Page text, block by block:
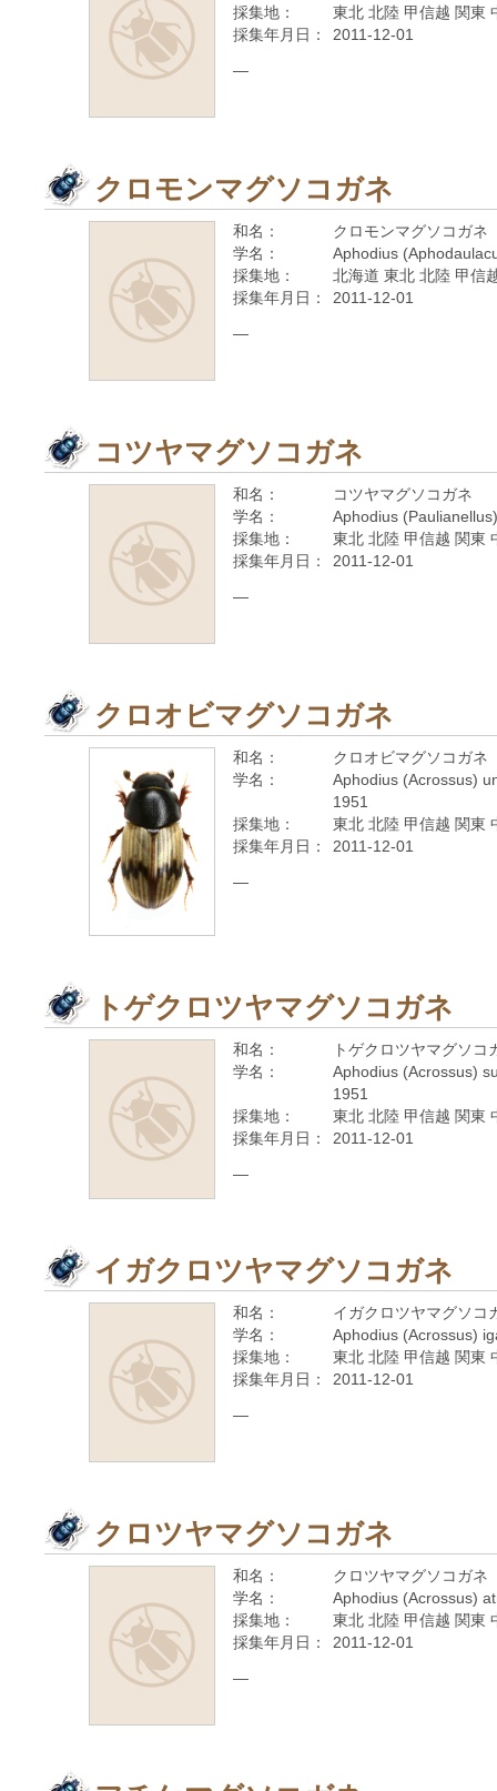
採集地：
東北 北陸 甲信越 関東
採集年月日：
2011-12-01
—
クロモンマグソコガネ
和名：
クロモンマグソコガネ
学名：
Aphodius
採集地：
北海道 東北 北陸 甲信
採集年月日：
2011-12-01
—
コツヤマグソコガネ
和名：
コツヤマグソコガネ
学名：
Aphodius
採集地：
東北 北陸 甲信越 関東
採集年月日：
2011-12-01
—
クロオビマグソコガネ
和名：
クロオビマグソコガネ
学名：
Aphodius (Acrossus)
1951
採集地：
東北 北陸 甲信越 関東
採集年月日：
2011-12-01
—
トゲクロツヤマグソコガネ
和名：
トゲクロツヤマグソコ
学名：
Aphodius (Acrossus)
1951
採集地：
東北 北陸 甲信越 関東
採集年月日：
2011-12-01
—
イガクロツヤマグソコガネ
和名：
イガクロツヤマグソコ
学名：
Aphodius (Acrossus)
採集地：
東北 北陸 甲信越 関東
採集年月日：
2011-12-01
—
クロツヤマグソコガネ
和名：
クロツヤマグソコガネ
学名：
Aphodius (Acrossus)
採集地：
東北 北陸 甲信越 関東
採集年月日：
2011-12-01
—